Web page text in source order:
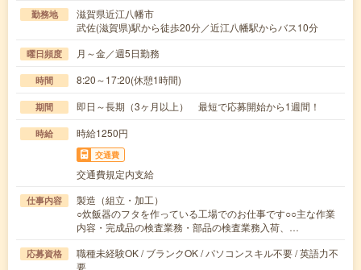
勤務地
滋賀県近江八幡市
武佐(滋賀県)駅から徒歩20分／近江八幡駅からバス10分
曜日頻度 月～金／週5日勤務
時間 8:20～17:20(休憩1時間)
期間 即日～長期（3ヶ月以上） 最短で応募開始から1週間！
時給 時給1250円
交通費
交通費規定内支給
仕事内容
製造（組立・加工）
○炊飯器のフタを作っている工場でのお仕事です○○主な作業
内容・完成品の検査業務・部品の検査業務入荷、…
応募資格
職種未経験OK / ブランクOK / パソコンスキル不要 / 英語力不
要